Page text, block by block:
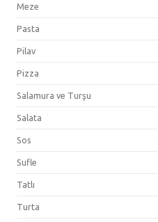
Meze
Pasta
Pilav
Pizza
Salamura ve Turşu
Salata
Sos
Sufle
Tatlı
Turta